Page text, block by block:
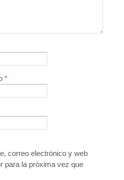
*
correo electrónico y web
para la próxima vez que